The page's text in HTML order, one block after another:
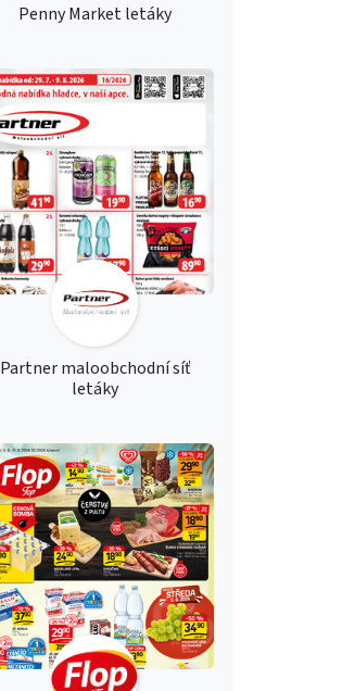
Penny Market letáky
Partner maloobchodní síť
letáky